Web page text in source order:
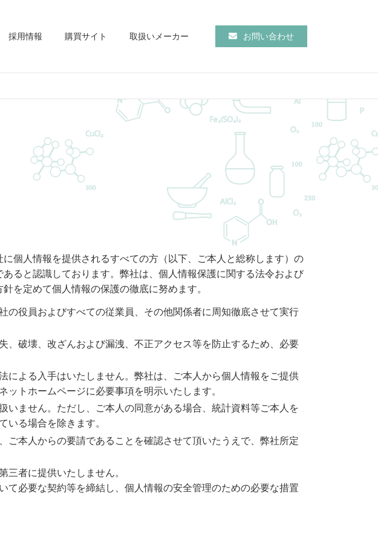
採用情報 購買サイト 取扱いメーカー お問い合わせ
個人情報を提供されるすべての方（以下、ご本人と総称します）の
ると認識しております。弊社は、個人情報保護に関する法令および
を定めて個人情報の保護の徹底に努めます。
役員およびすべての従業員、その他関係者に周知徹底させて実行
破壊、改ざんおよび漏洩、不正アクセス等を防止するため、必要
よる入手はいたしません。弊社は、ご本人から個人情報をご提供
トホームページに必要事項を明示いたします。
ません。ただし、ご本人の同意がある場合、統計資料等ご本人を
る場合を除きます。
本人からの要請であることを確認させて頂いたうえで、弊社所定
者に提供いたしません。
必要な契約等を締結し、個人情報の安全管理のための必要な措置